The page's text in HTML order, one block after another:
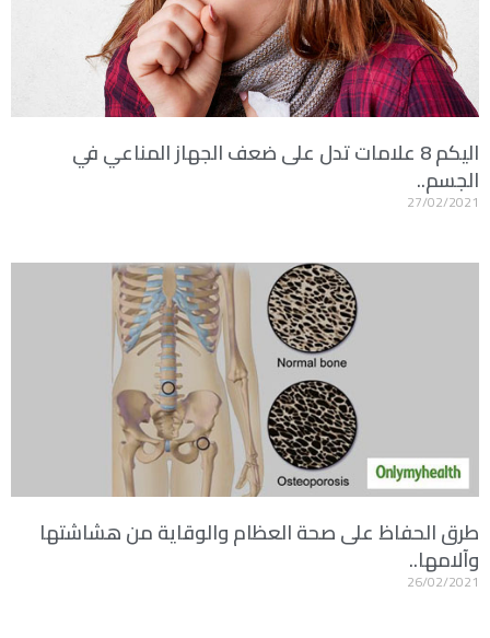
اليكم 8 علامات تدل على ضعف الجهاز المناعي في
الجسم..
27/02/2021
طرق الحفاظ على صحة العظام والوقاية من هشاشتها
وآلامها..
26/02/2021